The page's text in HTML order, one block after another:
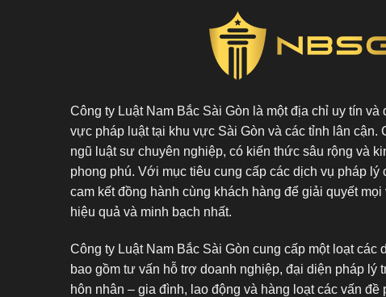
Công ty Luật Nam Bắc Sài Gòn là một địa chỉ uy tín và
vực pháp luật tại khu vực Sài Gòn và các tỉnh lân cận.
ngũ luật sư chuyên nghiệp, có kiến thức sâu rộng và
phong phú. Với mục tiêu cung cấp các dịch vụ pháp
cam kết đồng hành cùng khách hàng để giải quyết
hiệu quả và minh bạch nhất.
Công ty Luật Nam Bắc Sài Gòn cung cấp một loạt các
bao gồm tư vấn hỗ trợ doanh nghiệp, đại diện pháp lý
hôn nhân – gia đình, lao động và hàng loạt các vấn đề